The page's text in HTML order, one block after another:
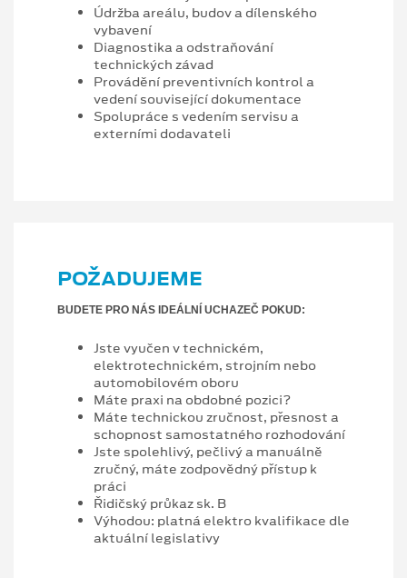
Údržba areálu, budov a dílenského
vybavení
Diagnostika a odstraňování
technických závad
Provádění preventivních kontrol a
vedení související dokumentace
Spolupráce s vedením servisu a
externími dodavateli
POŽADUJEME
BUDETE PRO NÁS IDEÁLNÍ UCHAZEČ POKUD:
Jste vyučen v technickém,
elektrotechnickém, strojním nebo
automobilovém oboru
Máte praxi na obdobné pozici?
Máte technickou zručnost, přesnost a
schopnost samostatného rozhodování
Jste spolehlivý, pečlivý a manuálně
zručný, máte zodpovědný přístup k
práci
Řidičský průkaz sk. B
Výhodou: platná elektro kvalifikace dle
aktuální legislativy